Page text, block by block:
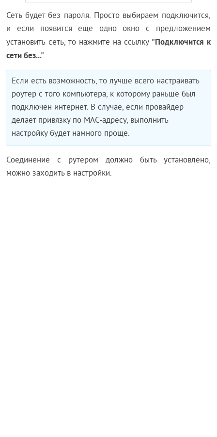
Сеть будет без пароля. Просто выбираем подключится,
и если появится еще одно окно с предложением
установить сеть, то нажмите на ссылку "Подключится к
сети без...".
Если есть возможность, то лучше всего настраивать
роутер с того компьютера, к которому раньше был
подключен интернет. В случае, если провайдер
делает привязку по MAC-адресу, выполнить
настройку будет намного проще.
Соединение с рутером должно быть установлено,
можно заходить в настройки.